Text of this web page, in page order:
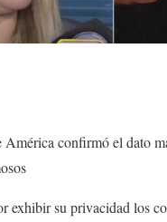
confirmó el dato
exhibir su privacidad los